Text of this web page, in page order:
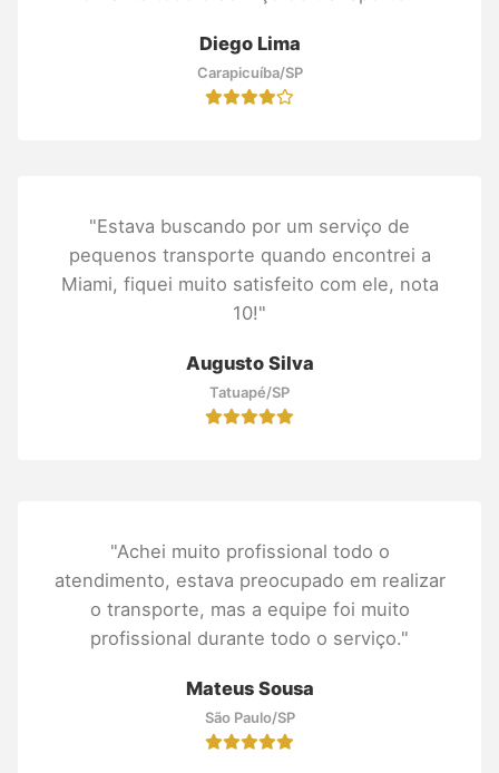
Diego Lima
Carapicuíba/SP
"Estava buscando por um serviço de
pequenos transporte quando encontrei a
Miami, fiquei muito satisfeito com ele, nota
10!"
Augusto Silva
Tatuapé/SP
"Achei muito profissional todo o
atendimento, estava preocupado em realizar
o transporte, mas a equipe foi muito
profissional durante todo o serviço."
Mateus Sousa
São Paulo/SP